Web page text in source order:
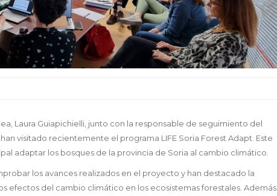
Laura Guiapichielli, junto con la responsable de seguimiento del
visitado recientemente el programa LIFE Soria Forest Adapt. Este
adaptar los bosques de la provincia de Soria al cambio climático.
los avances realizados en el proyecto y han destacado la
efectos del cambio climático en los ecosistemas forestales. Además